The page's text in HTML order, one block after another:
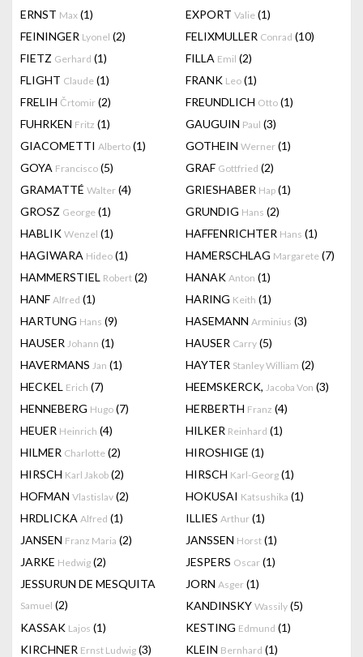
ERNST Max (1) EXPORT Valie (1)
FEININGER Lyonel (2) FELIXMULLER Conrad (10)
FIETZ Gerhard (1) FILLA Emil (2)
FLIGHT Claude (1) FRANK Leo (1)
FRELIH Črtomir (2) FREUNDLICH Otto (1)
FUHRKEN Fritz (1) GAUGUIN Paul (3)
GIACOMETTI Alberto (1) GOTHEIN Werner (1)
GOYA Francisco (5) GRAF Gottfried (2)
GRAMATTÉ Walter (4) GRIESHABER Hap (1)
GROSZ George (1) GRUNDIG Hans (2)
HABLIK Wenzel (1) HAFFENRICHTER Hans (1)
HAGIWARA Hideo (1) HAMERSCHLAG Margarete (7)
HAMMERSTIEL Robert (2) HANAK Anton (1)
HANF Alfred (1) HARING Keith (1)
HARTUNG Hans (9) HASEMANN Arminius (3)
HAUSER Johann (1) HAUSER Carry (5)
HAVERMANS Jan (1) HAYTER Stanley William (2)
HECKEL Erich (7) HEEMSKERCK, Jacoba Von (3)
HENNEBERG Hugo (7) HERBERTH Franz (4)
HEUER Heinrich (4) HILKER Reinhard (1)
HILMER Charlotte (2) HIROSHIGE (1)
HIRSCH Karl Jakob (2) HIRSCH Karl-Georg (1)
HOFMAN Vlastislav (2) HOKUSAI Katsushika (1)
HRDLICKA Alfred (1) ILLIES Arthur (1)
JANSEN Franz Maria (2) JANSSEN Horst (1)
JARKE Hedwig (2) JESPERS Oscar (1)
JESSURUN DE MESQUITA
Samuel (2)
JORN Asger (1)
KANDINSKY Wassily (5)
KASSAK Lajos (1) KESTING Edmund (1)
KIRCHNER Ernst Ludwig (3) KLEIN Bernhard (1)